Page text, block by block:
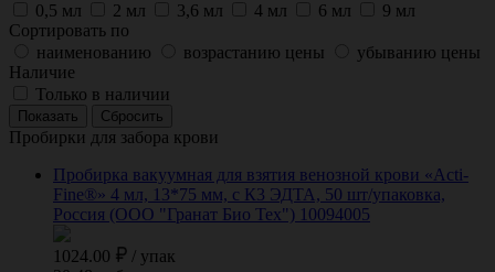
0,5 мл
2 мл 3,6 мл 4 мл 6 мл
9 мл
Сортировать по
наименованию
возрастанию цены
убыванию цены
Наличие
Только в наличии
Пробирки для забора крови
Пробирка вакуумная для взятия венозной крови «Acti-
Fine®» 4 мл, 13*75 мм, с К3 ЭДТА, 50 шт/упаковка,
Россия (ООО "Гранат Био Тех") 10094005
1024.00 / упак